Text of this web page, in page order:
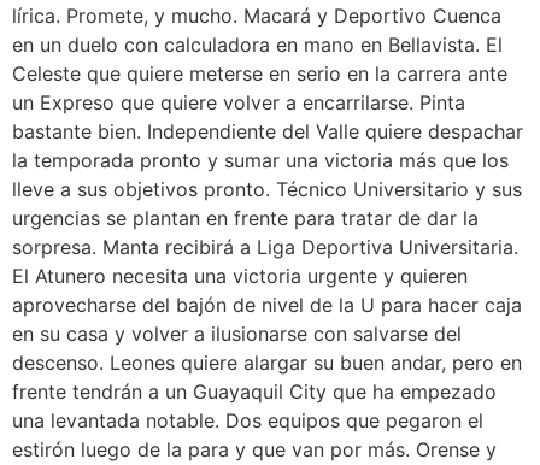
lírica. Promete, y mucho. Macará y Deportivo Cuenca
en un duelo con calculadora en mano en Bellavista. El
Celeste que quiere meterse en serio en la carrera ante
un Expreso que quiere volver a encarrilarse. Pinta
bastante bien. Independiente del Valle quiere despachar
la temporada pronto y sumar una victoria más que los
lleve a sus objetivos pronto. Técnico Universitario y sus
urgencias se plantan en frente para tratar de dar la
sorpresa. Manta recibirá a Liga Deportiva Universitaria.
El Atunero necesita una victoria urgente y quieren
aprovecharse del bajón de nivel de la U para hacer caja
en su casa y volver a ilusionarse con salvarse del
descenso. Leones quiere alargar su buen andar, pero en
frente tendrán a un Guayaquil City que ha empezado
una levantada notable. Dos equipos que pegaron el
estirón luego de la para y que van por más. Orense y